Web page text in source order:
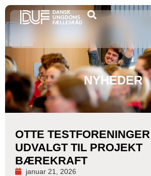
NYHEDER
OTTE
UDVALGT TIL PROJEKT
BÆREKRAFT
januar 21, 2026